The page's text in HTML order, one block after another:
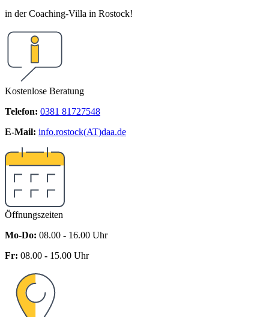
in der Coaching-Villa in Rostock!
Kostenlose Beratung
Telefon: 0381 81727548
E-Mail: info.rostock(AT)daa.de
Öffnungszeiten
Mo-Do: 08.00 - 16.00 Uhr
Fr: 08.00 - 15.00 Uhr